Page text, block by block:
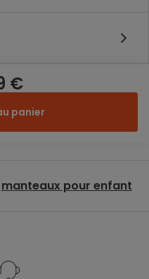
€
panier
manteaux pour enfant